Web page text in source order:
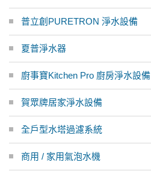
普立創PURETRON 淨水設備
夏普淨水器
廚事寶Kitchen Pro 廚房淨水設備
賀眾牌居家淨水設備
全戶型水塔過濾系統
商用 / 家用氣泡水機